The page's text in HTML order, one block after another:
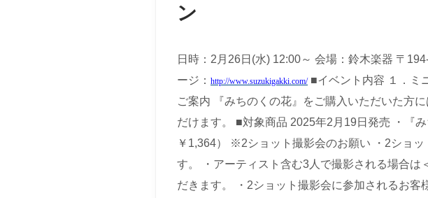
ン
日時：2月26日(水) 12:00～ 会場：鈴木楽器 〒
ージ： http://www.suzukigakki.com/ ■イベント内容 １．ミ
ご案内 『みちのくの花』をご購入いただいた方
だけます。 ■対象商品 2025年2月19日発売 ・『
￥1,364） ※2ショット撮影会のお願い ・2ショ
す。 ・アーティスト含む3人で撮影される場合
だきます。 ・2ショット撮影会に参加されるお